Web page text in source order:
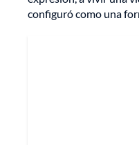
configuró como una